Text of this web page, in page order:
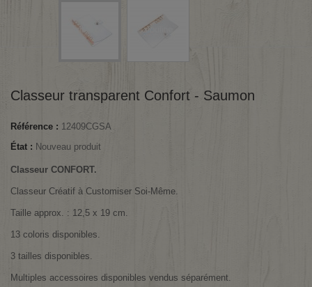
Classeur transparent Confort - Saumon
Référence : 12409CGSA
État : Nouveau produit
Classeur CONFORT.
Classeur Créatif à Customiser Soi-Même.
Taille approx. : 12,5 x 19 cm.
13 coloris disponibles.
3 tailles disponibles.
Multiples accessoires disponibles vendus séparément.